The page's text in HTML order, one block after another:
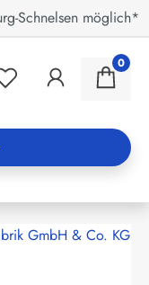
Schnelsen möglich*
0
GmbH & Co. KG